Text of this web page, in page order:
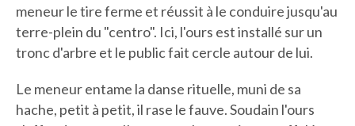
meneur le tire ferme et réussit à le conduire jusqu'au
terre-plein du "centro". Ici, l'ours est installé sur un
tronc d'arbre et le public fait cercle autour de lui.
Le meneur entame la danse rituelle, muni de sa
hache, petit à petit, il rase le fauve. Soudain l'ours